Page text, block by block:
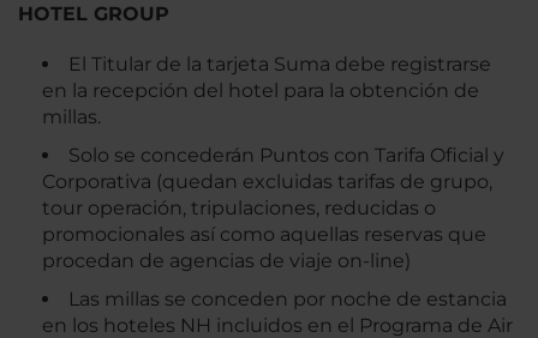
HOTEL GROUP
El Titular de la tarjeta Suma debe registrarse
en la recepción del hotel para la obtención de
millas.
Solo se concederán Puntos con Tarifa Oficial y
Corporativa (quedan excluidas tarifas de grupo,
tour operación, tripulaciones, reducidas o
promocionales así como aquellas reservas que
procedan de agencias de viaje on-line)
Las millas se conceden por noche de estancia
en los hoteles NH incluidos en el Programa de Air